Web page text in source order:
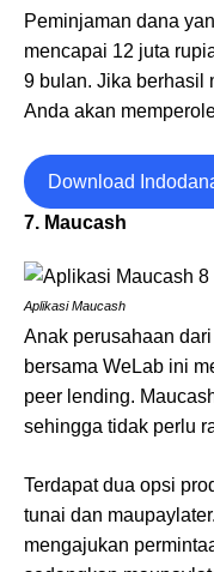
Peminjaman dana
mencapai 12 juta
9 bulan. Jika berhasil
Anda akan
Download
7. Maucash
Aplikasi Maucash
Anak perusahaan
bersama WeLab ini
peer lending.
sehingga tidak perlu
Terdapat dua opsi
tunai dan
mengajukan